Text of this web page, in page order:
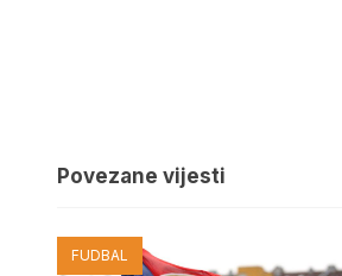
Povezane vijesti
FUDBAL